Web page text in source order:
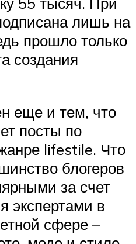
лишь на
прошло только
создания
еще и тем, что
посты по
lifestile. Что
блогеров
за счет
экспертами в
сфере –